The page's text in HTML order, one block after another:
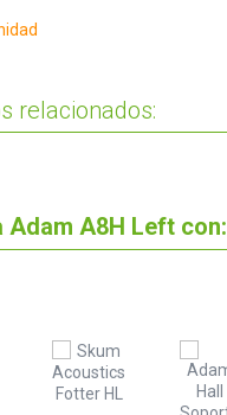
relacionados:
Adam A8H Left con: